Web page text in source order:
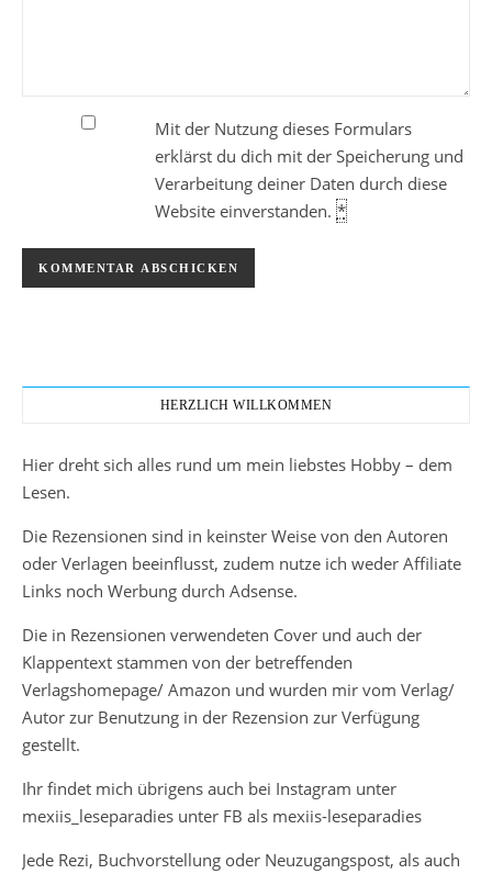
Mit der Nutzung dieses Formulars
erklärst du dich mit der Speicherung und
Verarbeitung deiner Daten durch diese
Website einverstanden. *
HERZLICH WILLKOMMEN
Hier dreht sich alles rund um mein liebstes Hobby – dem
Lesen.
Die Rezensionen sind in keinster Weise von den Autoren
oder Verlagen beeinflusst, zudem nutze ich weder Affiliate
Links noch Werbung durch Adsense.
Die in Rezensionen verwendeten Cover und auch der
Klappentext stammen von der betreffenden
Verlagshomepage/ Amazon und wurden mir vom Verlag/
Autor zur Benutzung in der Rezension zur Verfügung
gestellt.
Ihr findet mich übrigens auch bei Instagram unter
mexiis_leseparadies unter FB als mexiis-leseparadies
Jede Rezi, Buchvorstellung oder Neuzugangspost, als auch